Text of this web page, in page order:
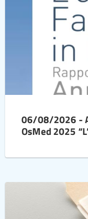
06/08/2026 -
OsMed 2025